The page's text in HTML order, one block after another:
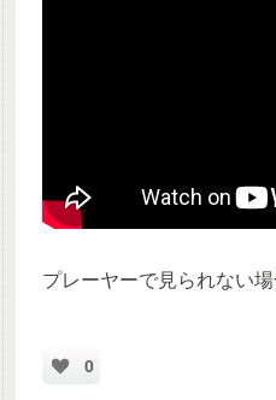
プレーヤーで見られない
0